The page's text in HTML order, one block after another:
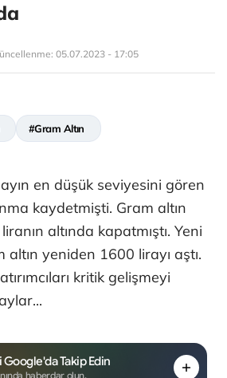
05.07.2023 - 17:05
#Gram Altın
en düşük seviyesini gören
kaydetmişti. Gram altın
altında kapatmıştı. Yeni
yeniden 1600 lirayı aştı.
kritik gelişmeyi
Takip Edin
haberdar olun.